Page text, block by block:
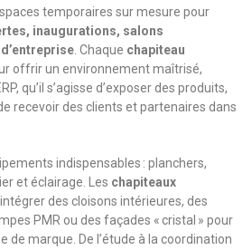
temporaires sur mesure pour
inaugurations, salons
. Chaque chapiteau
offrir un environnement maîtrisé,
qu’il s’agisse d’exposer des produits,
recevoir des clients et partenaires dans
indispensables : planchers,
et éclairage. Les chapiteaux
des cloisons intérieures, des
PMR ou des façades « cristal » pour
de marque. De l’étude à la coordination